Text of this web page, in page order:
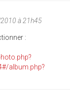
à 21h45
:
album.php?